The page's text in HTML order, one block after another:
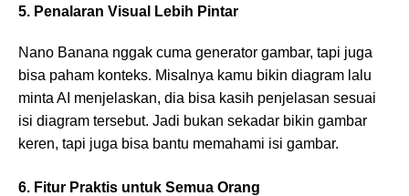
5. Penalaran Visual Lebih Pintar
Nano Banana nggak cuma generator gambar, tapi juga
bisa paham konteks. Misalnya kamu bikin diagram lalu
minta AI menjelaskan, dia bisa kasih penjelasan sesuai
isi diagram tersebut. Jadi bukan sekadar bikin gambar
keren, tapi juga bisa bantu memahami isi gambar.
6. Fitur Praktis untuk Semua Orang